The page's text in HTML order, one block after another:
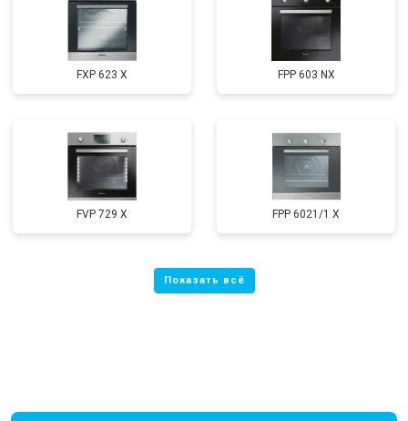
FXP 623 X FPP 603 NX
FVP 729 X FPP 6021/1 X